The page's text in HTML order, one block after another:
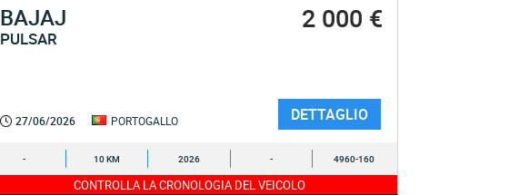
BAJAJ
PULSAR
2 000 €
27/06/2026 PORTOGALLO DETTAGLIO
- 10 KM 2026 - 4960-160
CONTROLLA LA CRONOLOGIA DEL VEICOLO